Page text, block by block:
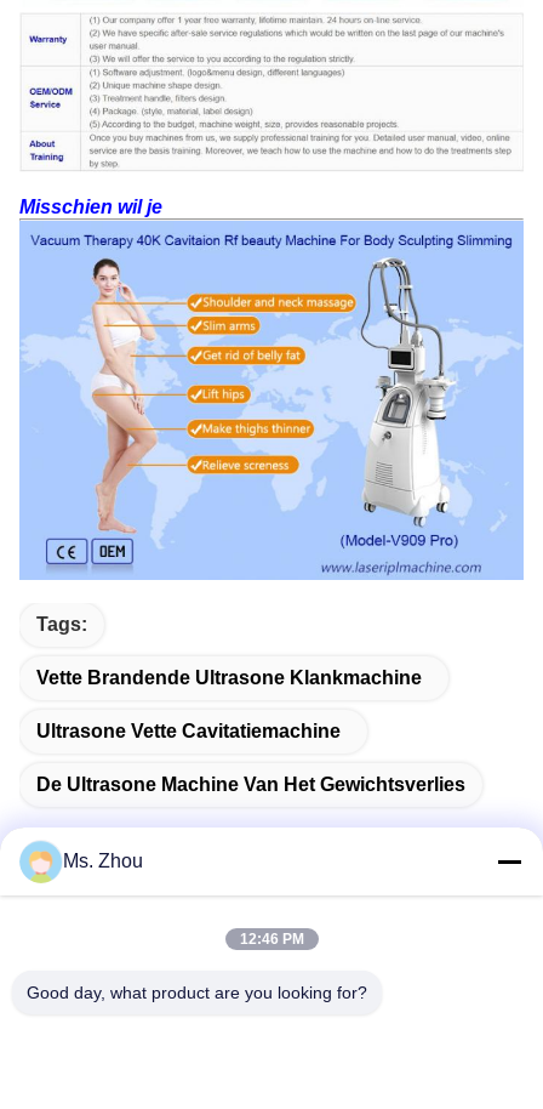
Misschien wil je
Tags:
Vette Brandende Ultrasone Klankmachine
Ultrasone Vette Cavitatiemachine
De Ultrasone Machine Van Het Gewichtsverlies
Adres
Ms. Zhou
12:46 PM
Good day, what product are you looking for?